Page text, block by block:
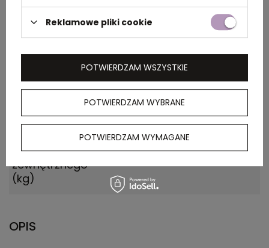
Wymiary
kartonu
0.540x0.260x0.410
Ilość szt. w
kartonie
wewnętrznym
5
kartonu
zewnętrznego
(kg)
14.000
OPIS
Reklamowe pliki cookie
POTWIERDZAM WYBRANE
POTWIERDZAM WYMAGANE
POTWIERDZAM WSZYSTKIE